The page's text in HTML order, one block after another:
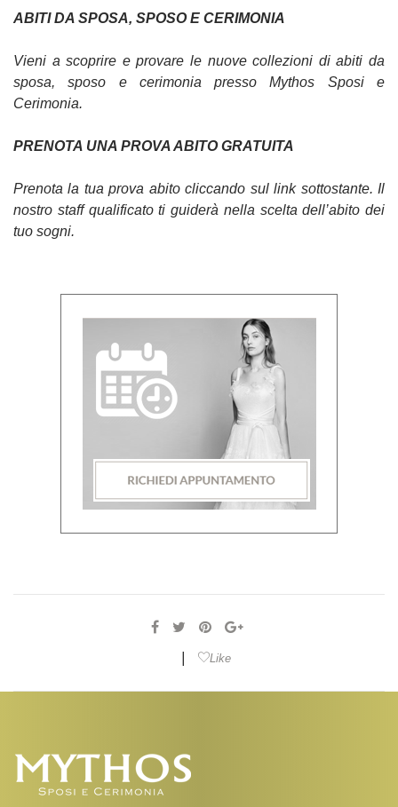
ABITI DA SPOSA, SPOSO E CERIMONIA
Vieni a scoprire e provare le nuove collezioni di abiti da
sposa, sposo e cerimonia presso Mythos Sposi e
Cerimonia.
PRENOTA UNA PROVA ABITO GRATUITA
Prenota la tua prova abito cliccando sul link sottostante. Il
nostro staff qualificato ti guiderà nella scelta dell’abito dei
tuo sogni.
Like